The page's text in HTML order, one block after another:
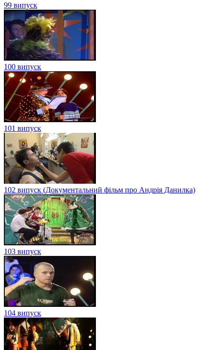
99 випуск
100 випуск
101 випуск
102 випуск (Документальний фільм про Андрія Данилка)
103 випуск
104 випуск